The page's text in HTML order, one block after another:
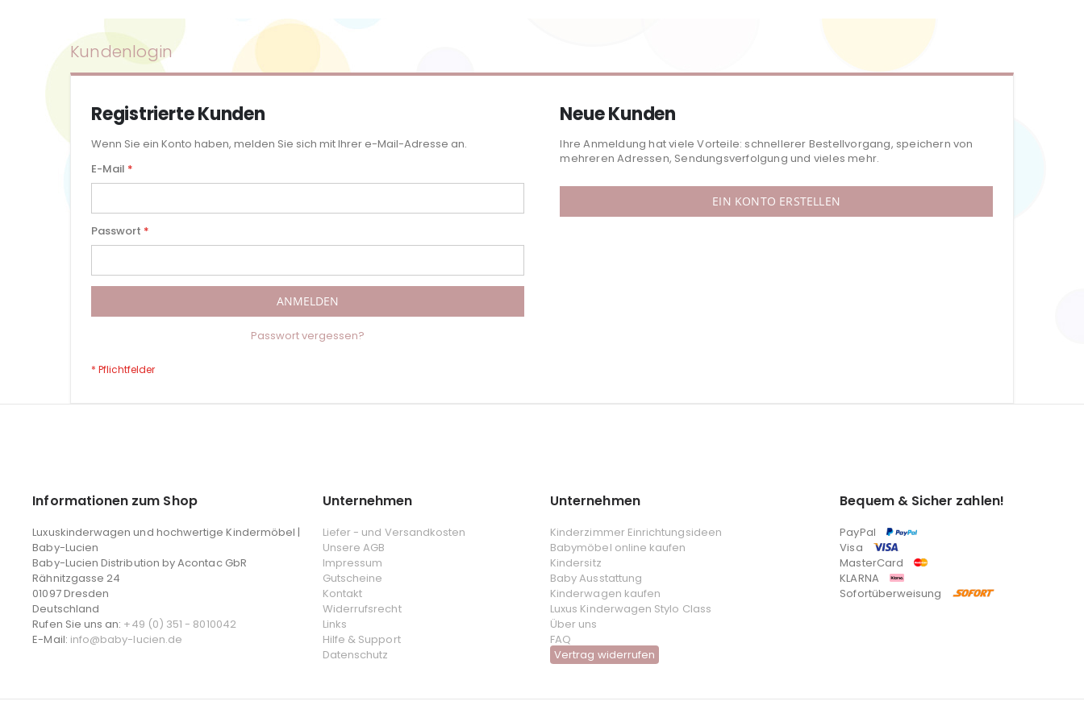
Kundenlogin
Registrierte Kunden
Wenn Sie ein Konto haben, melden Sie sich mit Ihrer e-Mail-Adresse an.
E-Mail
Passwort
ANMELDEN
Passwort vergessen?
Neue Kunden
Ihre Anmeldung hat viele Vorteile: schnellerer Bestellvorgang, speichern von
mehreren Adressen, Sendungsverfolgung und vieles mehr.
EIN KONTO ERSTELLEN
Informationen zum Shop
Luxuskinderwagen und hochwertige Kindermöbel |
Baby-Lucien
Baby-Lucien Distribution by Acontac GbR
Rähnitzgasse 24
01097 Dresden
Deutschland
Rufen Sie uns an: +49 (0) 351 - 8010042
E-Mail: info@baby-lucien.de
Unternehmen
Liefer - und Versandkosten
Unsere AGB
Impressum
Gutscheine
Kontakt
Widerrufsrecht
Links
Hilfe & Support
Datenschutz
Unternehmen
Kinderzimmer Einrichtungsideen
Babymöbel online kaufen
Kindersitz
Baby Ausstattung
Kinderwagen kaufen
Luxus Kinderwagen Stylo Class
Über uns
FAQ
Vertrag widerrufen
Bequem & Sicher zahlen!
PayPal
Visa
MasterCard
KLARNA
Sofortüberweisung